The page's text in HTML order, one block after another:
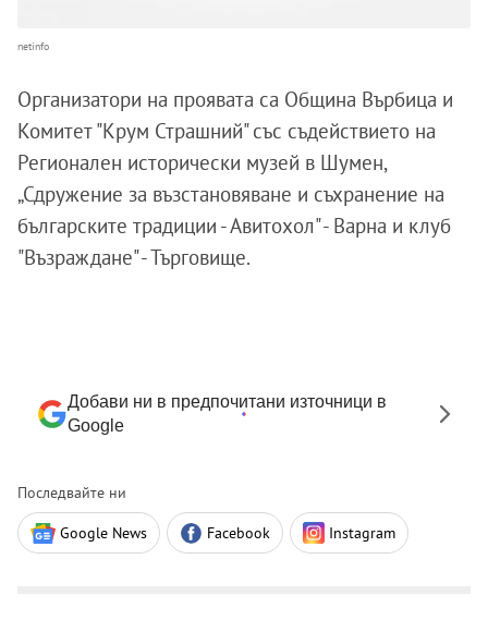
netinfo
Организатори на проявата са Община Върбица и
Комитет "Крум Страшний" със съдействието на
Регионален исторически музей в Шумен,
„Сдружение за възстановяване и съхранение на
българските традиции - Авитохол" - Варна и клуб
"Възраждане" - Търговище.
Добави ни в предпочитани източници в
Google
Последвайте ни
Google News Facebook Instagram